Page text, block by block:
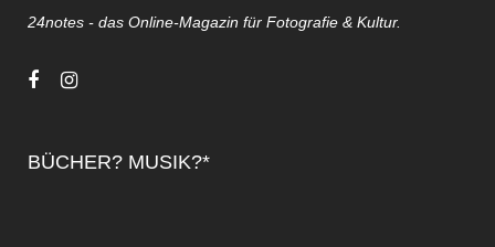
24notes - das Online-Magazin für Fotografie & Kultur.
BÜCHER? MUSIK?*